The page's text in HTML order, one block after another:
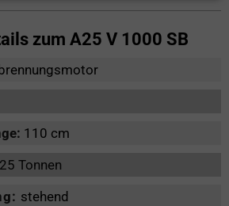
zum A25 V 1000 SB
110 cm
25 Tonnen
stehend